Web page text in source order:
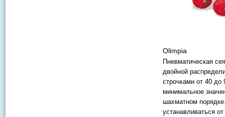
Olimpia
Пневматическая
двойной
строчками от 40
минимальное
шахматном
устанавливаться